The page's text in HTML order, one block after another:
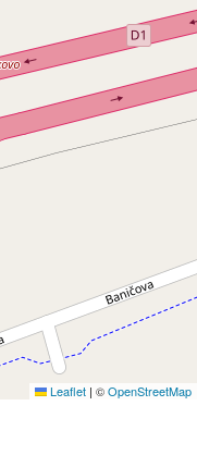
Leaflet | ©OpenStreetMap